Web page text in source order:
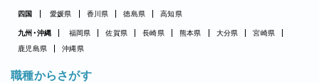
四国 愛媛県 香川県 徳島県 高知県
九州・沖縄 福岡県 佐賀県 長崎県 熊本県 大分県
宮崎県
鹿児島県
沖縄県
職種からさがす